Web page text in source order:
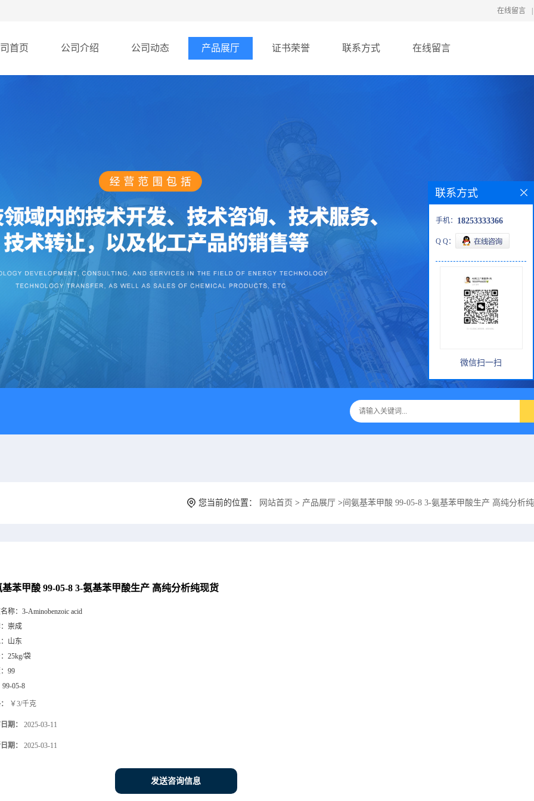
在线留言
首页 公司介绍 公司动态 产品展厅 证书荣誉 联系方式 在线留言
您当前的位置： 网站首页 > 产品展厅 >间氨基苯甲酸 99-05-8 3-氨基苯甲酸生产 高纯分析
基苯甲酸 99-05-8 3-氨基苯甲酸生产 高纯分析纯现货
称： 3-Aminobenzoic acid
崇成
山东
25kg/袋
99
99-05-8
￥3/千克
期： 2025-03-11
期： 2025-03-11
发送咨询信息
联系方式
手机： 18253333366
Q Q：
微信扫一扫